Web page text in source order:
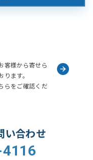
客様から寄せら
ます。
らをご確認くだ
い合わせ